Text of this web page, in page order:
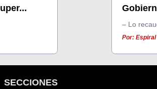
– Lo
Por: Espiral
SECCIONES